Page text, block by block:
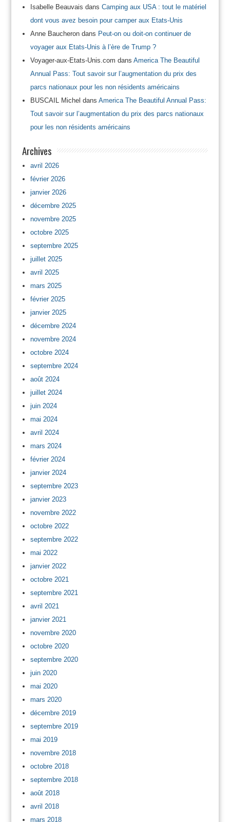
Isabelle Beauvais dans Camping aux USA : tout le matériel
dont vous avez besoin pour camper aux Etats-Unis
Anne Baucherondans Peut-on ou doit-on continuer de
voyager aux Etats-Unis à l’ère de Trump ?
Voyager-aux-Etats-Unis.com dans America The Beautiful
Annual Pass: Tout savoir sur l’augmentation du prix des
parcs nationaux pour les non résidents américains
BUSCAIL Michel dans America The Beautiful Annual Pass:
Tout savoir sur l’augmentation du prix des parcs nationaux
pour les non résidents américains
Archives
avril 2026
février 2026
janvier 2026
décembre 2025
novembre 2025
octobre 2025
septembre 2025
juillet 2025
avril 2025
mars 2025
février 2025
janvier 2025
décembre 2024
novembre 2024
octobre 2024
septembre 2024
août 2024
juillet 2024
juin 2024
mai 2024
avril 2024
mars 2024
février 2024
janvier 2024
septembre 2023
janvier 2023
novembre 2022
octobre 2022
septembre 2022
mai 2022
janvier 2022
octobre 2021
septembre 2021
avril 2021
janvier 2021
novembre 2020
octobre 2020
septembre 2020
juin 2020
mai 2020
mars 2020
décembre 2019
septembre 2019
mai 2019
novembre 2018
octobre 2018
septembre 2018
août 2018
avril 2018
mars 2018